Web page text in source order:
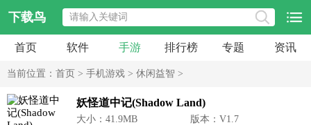
下载鸟
首页 软件 手游 排行榜 专题 资讯
当前位置： 首页 > 手机游戏 > 休闲益智 >
妖怪道中记(Shadow Land)
大小：41.9MB
版本：V1.7